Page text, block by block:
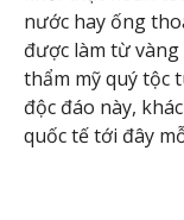
nước hay ống
được làm từ
thẩm mỹ quý tộc
độc đáo này,
quốc tế tới đây